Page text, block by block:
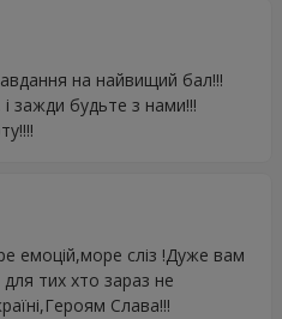
на найвищий бал!!!
зажди будьте з нами!!!
емоцій,море сліз !Дуже вам
тих хто зараз не
Слава!!!